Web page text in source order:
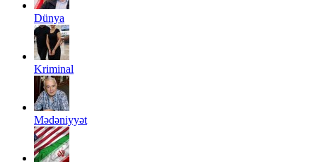
Dünya
Kriminal
Mədəniyyət